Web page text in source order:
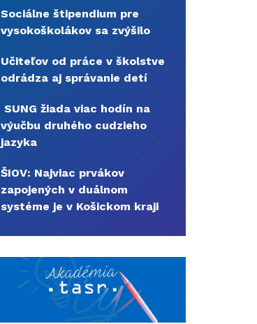
Sociálne štipendium pre
vysokoškolákov sa zvýšilo
Učiteľov od práce v školstve
odrádza aj správanie detí
SUNG žiada viac hodín na
výučbu druhého cudzieho
jazyka
ŠIOV: Najviac prvákov
zapojených v duálnom
systéme je v Košickom kraji